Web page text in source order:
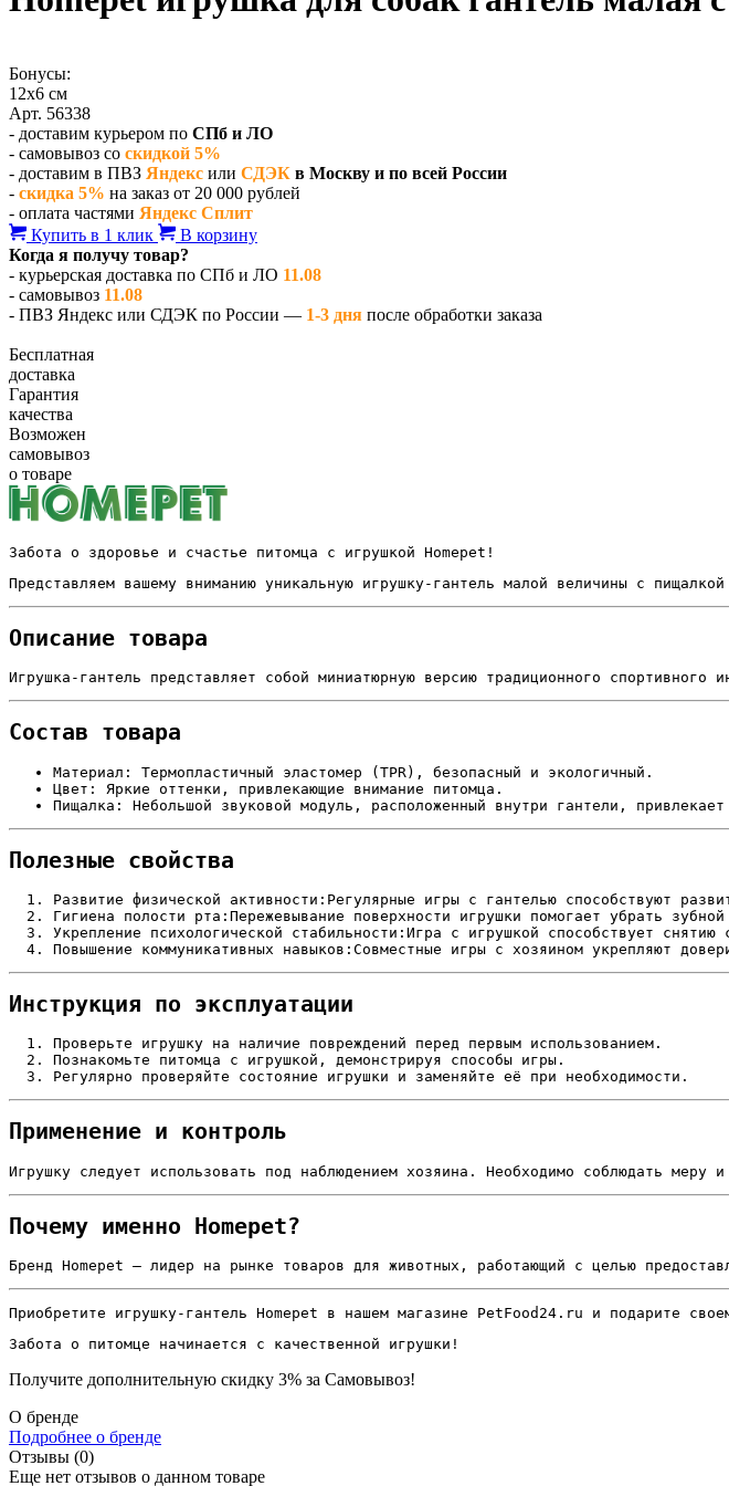
Бонусы:
12х6 см
Арт. 56338
- доставим курьером по СПб и ЛО
- самовывоз со скидкой 5%
- доставим в ПВЗ Яндекс или СДЭК в Москву и по всей России
- скидка 5% на заказ от 20 000 рублей
- оплата частями Яндекс Сплит
Купить в 1 клик
В корзину
Когда я получу товар?
- курьерская доставка по СПб и ЛО 11.08
- самовывоз 11.08
- ПВЗ Яндекс или СДЭК по России — 1-3 дня после обработки заказа
Бесплатная
доставка
Гарантия
качества
Возможен
самовывоз
о товаре
Забота о здоровье и счастье питомца с игрушкой Homepet!
Представляем вашему вниманию уникальную игрушку-гантель малой величины с
Описание товара
Игрушка-гантель представляет собой миниатюрную версию традиционного
Состав товара
Материал: Термопластичный эластомер (TPR), безопасный и экологичный.
Цвет: Яркие оттенки, привлекающие внимание питомца.
Пищалка: Небольшой звуковой модуль, расположенный внутри гантели,
Полезные свойства
Развитие физической активности:Регулярные игры с гантелью способствуют
Гигиена полости рта:Пережевывание поверхности игрушки помогает убрать
Укрепление психологической стабильности:Игра с игрушкой способствует
Повышение коммуникативных навыков:Совместные игры с хозяином укрепляют
Инструкция по эксплуатации
Проверьте игрушку на наличие повреждений перед первым использованием.
Познакомьте питомца с игрушкой, демонстрируя способы игры.
Регулярно проверяйте состояние игрушки и заменяйте её при необходимости.
Применение и контроль
Игрушку следует использовать под наблюдением хозяина. Необходимо соблюдать
Почему именно Homepet?
Бренд Homepet — лидер на рынке товаров для животных, работающий с целью
Приобретите игрушку-гантель Homepet в нашем магазине PetFood24.ru и подарите
Забота о питомце начинается с качественной игрушки!
Получите дополнительную скидку 3% за Самовывоз!
О бренде
Подробнее о бренде
Отзывы (0)
Еще нет отзывов о данном товаре